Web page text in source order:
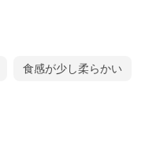
食感が少し柔らかい